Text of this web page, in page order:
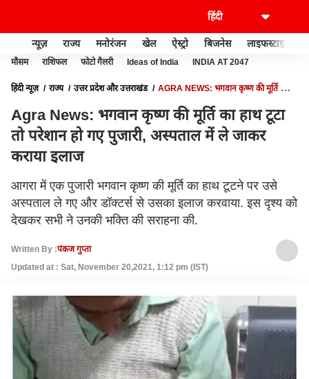
न्यूज़ राज्य मनोरंजन खेल ऐस्ट्रो बिजनेस लाइफस्टाइल
मौसम राशिफल फोटो गैलरी Ideas of India INDIA AT 2047
हिंदी न्यूज़ राज्य उत्तर प्रदेश और उत्तराखंड
AGRA NEWS: भगवान कृष्ण की मूर्ति का
Agra News: भगवान कृष्ण की मूर्ति का हाथ टूटा
तो परेशान हो गए पुजारी, अस्पताल में ले जाकर
कराया इलाज
आगरा में एक पुजारी भगवान कृष्ण की मूर्ति का हाथ टूटने पर उसे
अस्पताल ले गए और डॉक्टर्स से उसका इलाज करवाया. इस दृश्य को
देखकर सभी ने उनकी भक्ति की सराहना की.
Written By :पंकज गुप्ता
Updated at : Sat, November 20,2021, 1:12 pm (IST)